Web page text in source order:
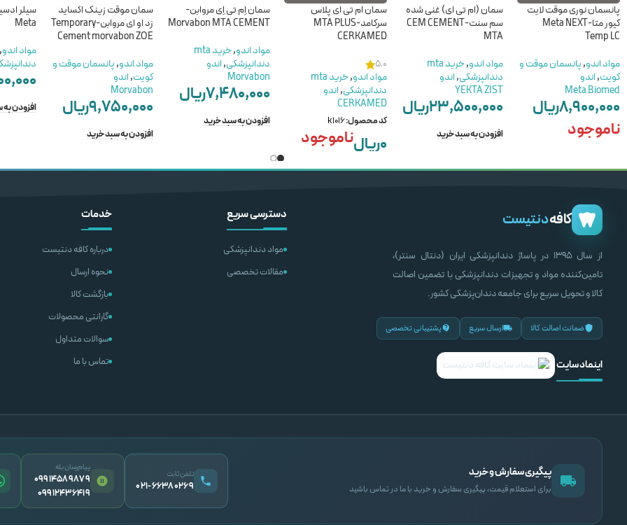
پانسمان نوری موقت لایت
کیور متا-Meta NEXT
Temp LC
مواد اندو,پانسمان موقت و
کویت,اندو
Meta Biomed
۸,۹۰۰,۰۰۰ریال
ناموجود
اطلاعات بیشتر
سمان (ام تی ای) غنی شده
سم سنت-CEM CEMENT
MTA
مواد اندو,
خرید mta
دندانپزشکی,اندو
YEKTA ZIST
۲۳,۵۰۰,۰۰۰ریال
افزودن به سبد خرید
سمان ام تی ای پلاس
سرکامد-MTA PLUS
CERKAMED
5.0
مواد اندو,
خرید mta
دندانپزشکی,اندو
CERKAMED
کد محصول:k1016
۰ریالناموجود
سمان اِم تی اِی مروابن-
Morvabon MTA CEMENT
مواد اندو,
خرید mta
دندانپزشکی,اندو
Morvabon
۷,۴۸۰,۰۰۰ریال
افزودن به سبد خرید
سمان موقت زینک اکساید
زد او ای مروابن-Temporary
Cement morvabon ZOE
مواد اندو,پانسمان موقت و
کویت,اندو
Morvabon
۹,۷۵۰,۰۰۰ریال
افزودن به سبد خرید
Meta
مواد اندو,
افزودن
کافهدنتیست
از سال ۱۳۹۵ در پاساژ دندانپزشکی ایران (دنتال سنتر)،
تامین‌کننده مواد و تجهیزات دندانپزشکی با تضمین اصالت
کالا و تحویل سریع برای جامعه دندان‌پزشکی کشور.
ضمانت اصالت کالا ارسال سریع پشتیبانی تخصصی
اینماد سایت
دسترسی سریع
مواد دندانپزشکی
مقالات تخصصی
خدمات
درباره کافه دنتیست
نحوه ارسال
بازگشت کالا
گارانتی محصولات
سوالات متداول
تماس با ما
پیگیری سفارش و خرید
برای استعلام قیمت، پیگیری سفارش و خرید با ما در تماس باشید
تلفن ثابت
۰۲۱-۶۶۳۸۰۲۶۹
پیام‌رسان بله
09914589879
09912436419